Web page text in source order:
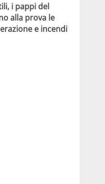
i pappi del
alla prova le
e incendi